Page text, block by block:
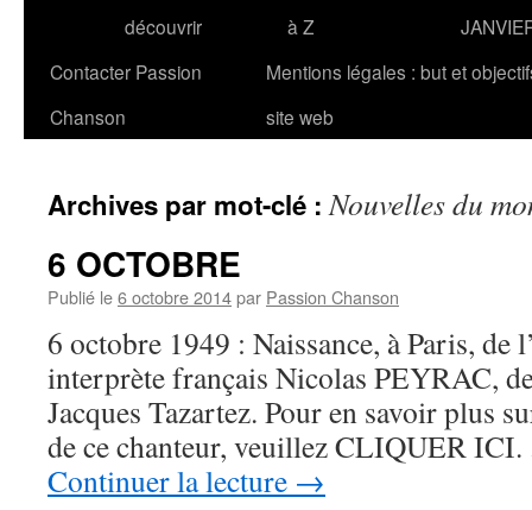
découvrir
à Z
Contacter Passion
Chanson
Mentions légales : but et
site web
Archives par mot-clé :Nouvelles du
6 OCTOBRE
Publié le6 octobre 2014par Passion Chanson
6 octobre 1949 : Naissance, à Paris, de
interprète français Nicolas PEYRAC,
Jacques Tazartez. Pour en savoir plus
de ce chanteur, veuillez CLIQUER
Continuer la lecture →